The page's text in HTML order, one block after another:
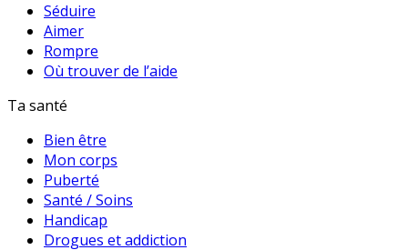
Séduire
Aimer
Rompre
Où trouver de l’aide
Ta santé
Bien être
Mon corps
Puberté
Santé / Soins
Handicap
Drogues et addiction